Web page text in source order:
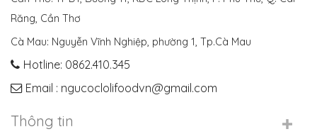
Răng, Cần Thơ
Cà Mau: Nguyễn Vĩnh Nghiệp, phường 1, Tp.Cà Mau
Hotline: 0862.410.345
Email : ngucoclolifoodvn@gmail.com
Thông tin